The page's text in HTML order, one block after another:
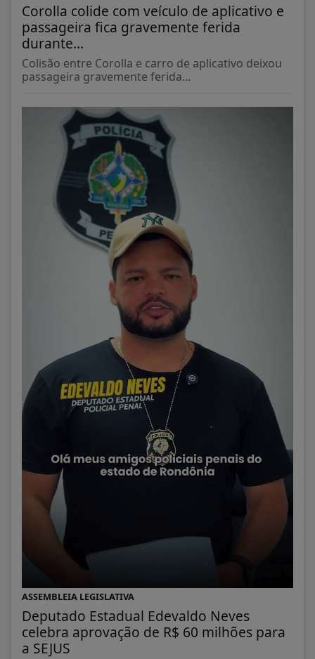
Corolla colide com veículo de aplicativo e
passageira fica gravemente ferida
durante...
Colisão entre Corolla e carro de aplicativo deixou
passageira gravemente ferida...
ASSEMBLEIA LEGISLATIVA
Deputado Estadual Edevaldo Neves
celebra aprovação de R$ 60 milhões para
a SEJUS